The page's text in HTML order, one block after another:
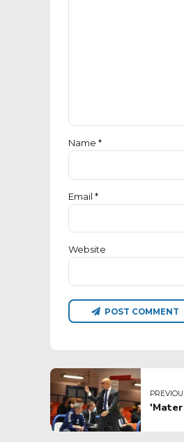
Name *
Email *
Website
POST COMMENT